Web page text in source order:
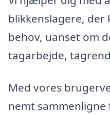
blikkenslagere, der
behov, uanset om
tagarbejde,
Med vores
nemt